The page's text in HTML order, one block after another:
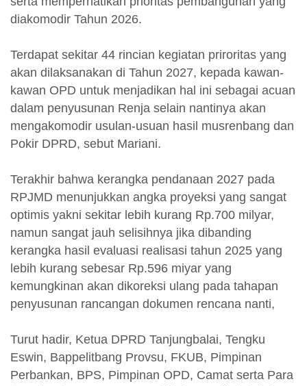
diakomodir Tahun 2026.
Terdapat sekitar 44 rincian kegiatan priroritas yang
akan dilaksanakan di Tahun 2027, kepada kawan-
kawan OPD untuk menjadikan hal ini sebagai acuan
dalam penyusunan Renja selain nantinya akan
mengakomodir usulan-usuan hasil musrenbang dan
Pokir DPRD, sebut Mariani.
Terakhir bahwa kerangka pendanaan 2027 pada
RPJMD menunjukkan angka proyeksi yang sangat
optimis yakni sekitar lebih kurang Rp.700 milyar,
namun sangat jauh selisihnya jika dibanding
kerangka hasil evaluasi realisasi tahun 2025 yang
lebih kurang sebesar Rp.596 miyar yang
kemungkinan akan dikoreksi ulang pada tahapan
penyusunan rancangan dokumen rencana nanti,
Turut hadir, Ketua DPRD Tanjungbalai, Tengku
Eswin, Bappelitbang Provsu, FKUB, Pimpinan
Perbankan, BPS, Pimpinan OPD, Camat serta Para